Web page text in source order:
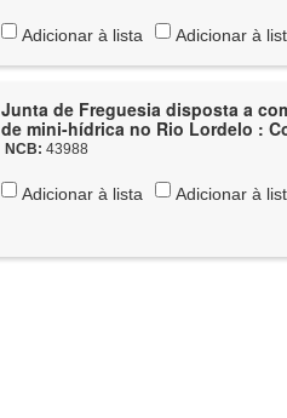
Adicionar à lista Adicionar à
Junta de Freguesia disposta a
de mini-hídrica no Rio Lordelo :
NCB:43988
Adicionar à lista Adicionar à